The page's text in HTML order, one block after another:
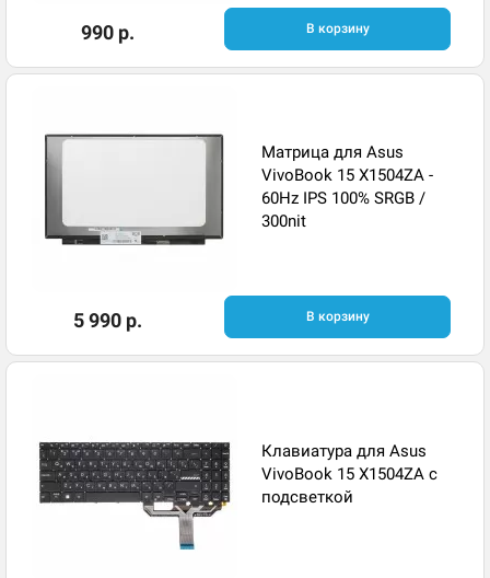
990 р. В корзину
Матрица для Asus
VivoBook 15 X1504ZA -
60Hz IPS 100% SRGB /
300nit
5 990 р. В корзину
Клавиатура для Asus
VivoBook 15 X1504ZA с
подсветкой